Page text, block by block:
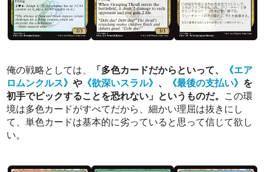
俺の戦略としては、 「多色カードだからといって、
《エア
ロムンクルス》や 《欲深いスラル》 、 《最後の支払い》 を
初手でピックすることを恐れない」というものだ。 この環
境は多色カードがすべてだから、細かい理屈は抜きにし
て、単色カードは基本的に劣っていると思って信じて欲し
い。